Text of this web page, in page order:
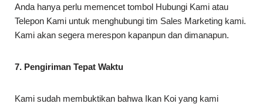
Anda hanya perlu memencet tombol Hubungi Kami atau
Telepon Kami untuk menghubungi tim Sales Marketing kami.
Kami akan segera merespon kapanpun dan dimanapun.
7. Pengiriman Tepat Waktu
Kami sudah membuktikan bahwa Ikan Koi yang kami